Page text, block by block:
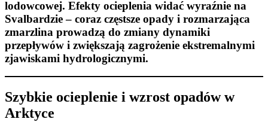
lodowcowej. Efekty ocieplenia widać wyraźnie na
Svalbardzie – coraz częstsze opady i rozmarzająca
zmarzlina prowadzą do zmiany dynamiki
przepływów i zwiększają zagrożenie ekstremalnymi
zjawiskami hydrologicznymi.
Szybkie ocieplenie i wzrost opadów w
Arktyce